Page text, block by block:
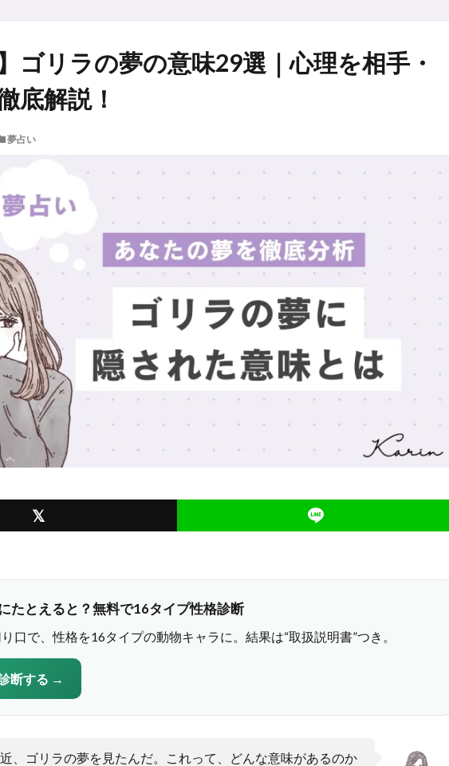
ゴリラの夢の意味29選｜心理を相手・
底解説！
夢占い
たとえると？無料で16タイプ性格診断
口で、性格を16タイプの動物キャラに。結果は“取扱説明書”つき。
断する →
、ゴリラの夢を見たんだ。これって、どんな意味があるのか